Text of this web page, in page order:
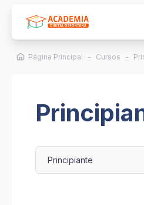
Página Principal Cursos
Categorías